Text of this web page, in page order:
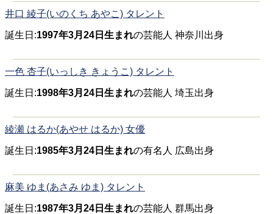
井口 綾子(いのくち あやこ) タレント
誕生日:1997年3月24日生まれの芸能人 神奈川出身
一色 杏子(いっしき きょうこ) タレント
誕生日:1998年3月24日生まれの芸能人 埼玉出身
綾瀬 はるか(あやせ はるか) 女優
誕生日:1985年3月24日生まれの有名人 広島出身
麻美 ゆま(あさみ ゆま) タレント
誕生日:1987年3月24日生まれの芸能人 群馬出身